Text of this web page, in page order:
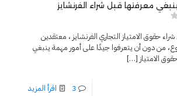
حقوق الامتياز التجاري الفرنشايز ، معتقدين
من دون أن يتعرفوا جيدًا على أمور مهمة ينبغي
الامتياز […]
3 اقرأ المزيد